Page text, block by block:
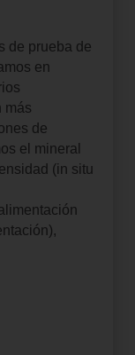
de prueba de
en
más
de
el mineral
(in situ